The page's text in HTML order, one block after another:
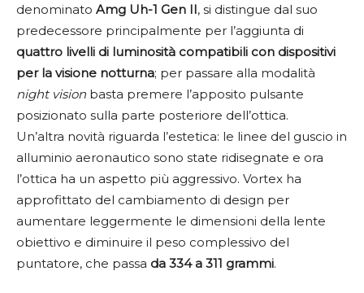
denominato Amg Uh-1 Gen II, si distingue dal suo
predecessore principalmente per l’aggiunta di
quattro livelli di luminosità compatibili con dispositivi
per la visione notturna; per passare alla modalità
night vision basta premere l’apposito pulsante
posizionato sulla parte posteriore dell’ottica.
Un’altra novità riguarda l’estetica: le linee del guscio in
alluminio aeronautico sono state ridisegnate e ora
l’ottica ha un aspetto più aggressivo. Vortex ha
approfittato del cambiamento di design per
aumentare leggermente le dimensioni della lente
obiettivo e diminuire il peso complessivo del
puntatore, che passa da 334 a 311 grammi.